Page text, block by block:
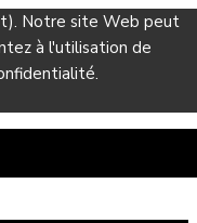
Notre site Web peut
à l'utilisation de